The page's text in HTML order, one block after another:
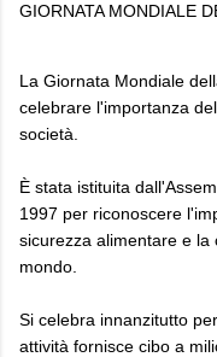
GIORNATA MONDIALE
La Giornata Mondiale
celebrare l'importanza
società.
È stata istituita
1997 per riconoscere
sicurezza alimentare e
mondo.
Si celebra innanzitutto
attività fornisce cibo a